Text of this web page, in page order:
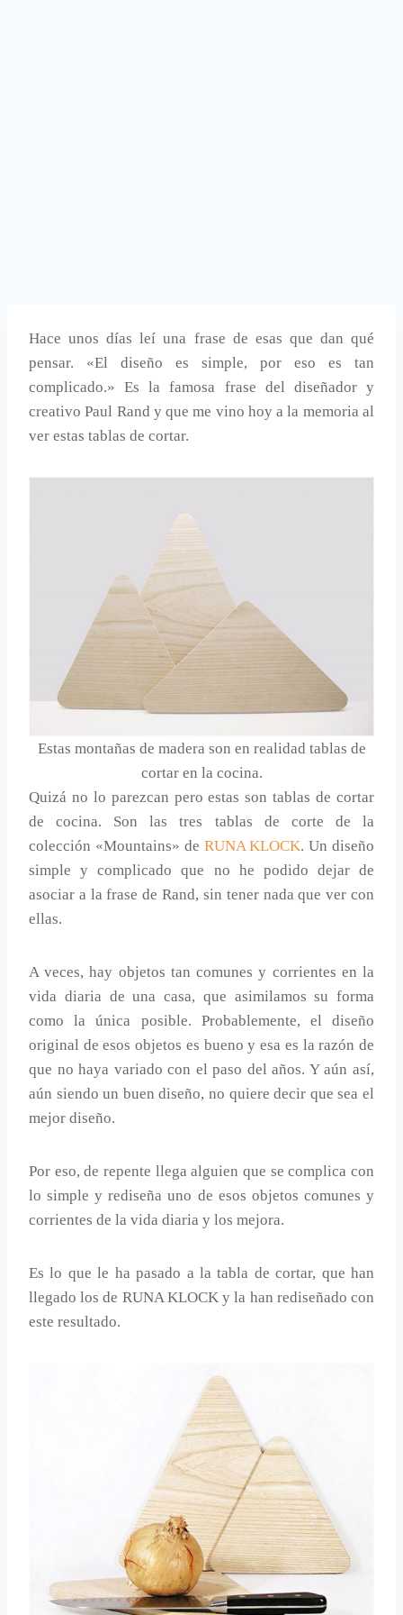
Hace unos días leí una frase de esas que dan qué
pensar. «El diseño es simple, por eso es tan
complicado.» Es la famosa frase del diseñador y
creativo Paul Rand y que me vino hoy a la memoria al
ver estas tablas de cortar.
Estas montañas de madera son en realidad tablas de
cortar en la cocina.
Quizá no lo parezcan pero estas son tablas de cortar
de cocina. Son las tres tablas de corte de la
colección «Mountains» de RUNA KLOCK. Un diseño
simple y complicado que no he podido dejar de
asociar a la frase de Rand, sin tener nada que ver con
ellas.
A veces, hay objetos tan comunes y corrientes en la
vida diaria de una casa, que asimilamos su forma
como la única posible. Probablemente, el diseño
original de esos objetos es bueno y esa es la razón de
que no haya variado con el paso del años. Y aún así,
aún siendo un buen diseño, no quiere decir que sea el
mejor diseño.
Por eso, de repente llega alguien que se complica con
lo simple y rediseña uno de esos objetos comunes y
corrientes de la vida diaria y los mejora.
Es lo que le ha pasado a la tabla de cortar, que han
llegado los de RUNA KLOCK y la han rediseñado con
este resultado.